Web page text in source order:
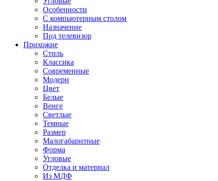
Особенности
С компьютерным столом
Назначение
Под телевизор
Прихожие
Стиль
Классика
Современные
Модерн
Цвет
Белые
Венге
Светлые
Темные
Размер
Малогабаритные
Форма
Угловые
Отделка и материал
Из МДФ